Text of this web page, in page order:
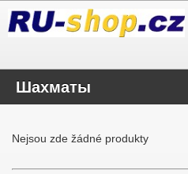
Шахматы
Nejsou zde žádné produkty